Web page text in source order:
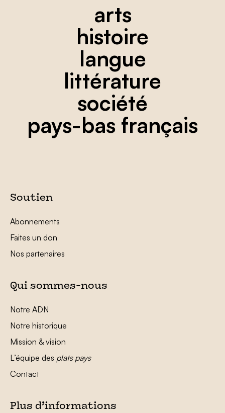
arts
histoire
langue
littérature
société
pays-bas français
Soutien
Abonnements
Faites un don
Nos partenaires
Qui sommes-nous
Notre ADN
Notre historique
Mission & vision
L’équipe des plats pays
Contact
Plus d’informations